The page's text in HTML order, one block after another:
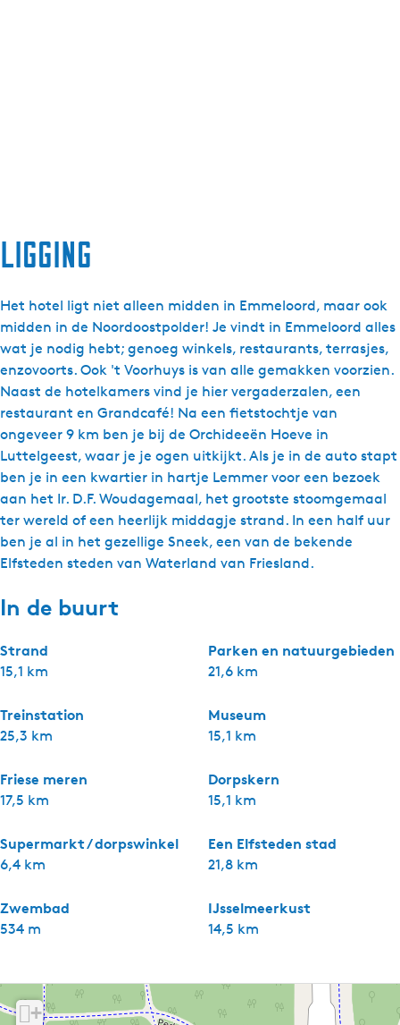
Ligging
Het hotel ligt niet alleen midden in Emmeloord, maar ook
midden in de Noordoostpolder! Je vindt in Emmeloord alles
wat je nodig hebt; genoeg winkels, restaurants, terrasjes,
enzovoorts. Ook 't Voorhuys is van alle gemakken voorzien.
Naast de hotelkamers vind je hier vergaderzalen, een
restaurant en Grandcafé! Na een fietstochtje van
ongeveer 9 km ben je bij de Orchideeën Hoeve in
Luttelgeest, waar je je ogen uitkijkt. Als je in de auto stapt
ben je in een kwartier in hartje Lemmer voor een bezoek
aan het Ir. D.F. Woudagemaal, het grootste stoomgemaal
ter wereld of een heerlijk middagje strand. In een half uur
ben je al in het gezellige Sneek, een van de bekende
Elfsteden steden van Waterland van Friesland.
In de buurt
Strand
15,1 km
Parken en natuurgebieden
21,6 km
Treinstation
25,3 km
Museum
15,1 km
Friese meren
17,5 km
Dorpskern
15,1 km
Supermarkt / dorpswinkel
6,4 km
Een Elfsteden stad
21,8 km
Zwembad
534 m
IJsselmeerkust
14,5 km
+